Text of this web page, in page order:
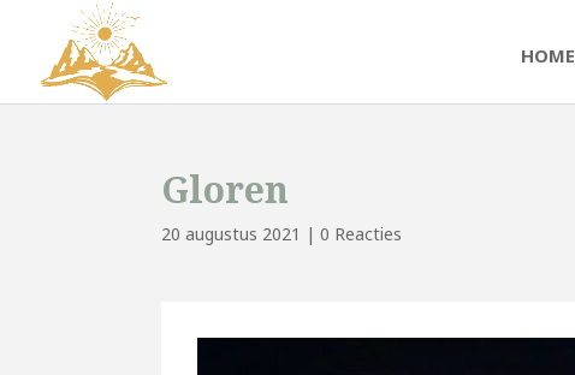
HOME
Gloren
20 augustus 2021 |0 Reacties